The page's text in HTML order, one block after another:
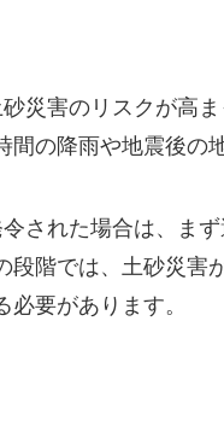
災害のリスクが高
間の降雨や地震後の
された場合は、ま
段階では、土砂災害
要があります。